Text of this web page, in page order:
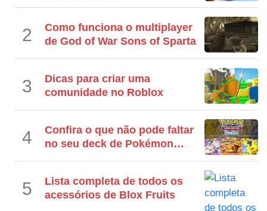
2
Como funciona o multiplayer
de God of War Sons of Sparta
3
Dicas para criar uma
comunidade no Roblox
4
Confira o que não pode faltar
no seu deck de Pokémon
5
Lista completa de todos os
acessórios de Blox Fruits